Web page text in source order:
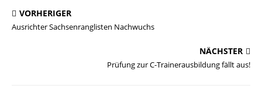
VORHERIGER
Ausrichter Sachsenranglisten Nachwuchs
NÄCHSTER
Prüfung zur C-Trainerausbildung fällt aus!